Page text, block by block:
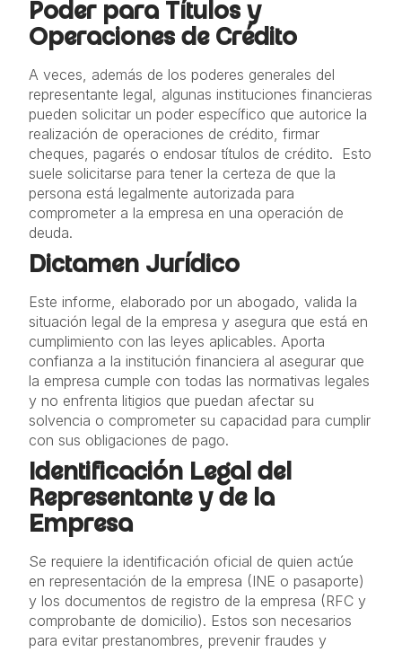
Poder para Títulos y
Operaciones de Crédito
A veces, además de los poderes generales del
representante legal, algunas instituciones financieras
pueden solicitar un poder específico que autorice la
realización de operaciones de crédito, firmar
cheques, pagarés o endosar títulos de crédito. Esto
suele solicitarse para tener la certeza de que la
persona está legalmente autorizada para
comprometer a la empresa en una operación de
deuda.
Dictamen Jurídico
Este informe, elaborado por un abogado, valida la
situación legal de la empresa y asegura que está en
cumplimiento con las leyes aplicables. Aporta
confianza a la institución financiera al asegurar que
la empresa cumple con todas las normativas legales
y no enfrenta litigios que puedan afectar su
solvencia o comprometer su capacidad para cumplir
con sus obligaciones de pago.
Identificación Legal del
Representante y de la
Empresa
Se requiere la identificación oficial de quien actúe
en representación de la empresa (INE o pasaporte)
y los documentos de registro de la empresa (RFC y
comprobante de domicilio). Estos son necesarios
para evitar prestanombres, prevenir fraudes y